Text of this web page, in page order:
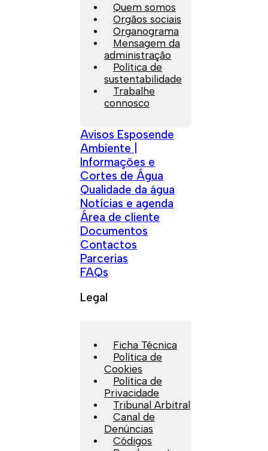
Quem somos
Orgãos sociais
Organograma
Mensagem da
administração
Política de
sustentabilidade
Trabalhe
connosco
Avisos Esposende
Ambiente |
Informações e
Cortes de Água
Qualidade da água
Notícias e agenda
Área de cliente
Documentos
Contactos
Parcerias
FAQs
Legal
Ficha Técnica
Política de
Cookies
Política de
Privacidade
Tribunal Arbitral
Canal de
Denúncias
Códigos